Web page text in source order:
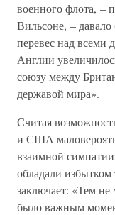
военного флота, –
Вильсоне, –
перевес над
Англии
союзу между
державой мира».
Считая
и США
взаимной
обладали
заключает: «Тем не
было важным